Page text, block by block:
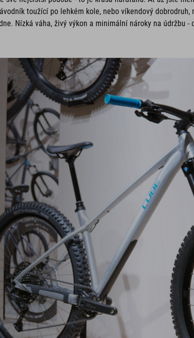
toužící po lehkém kole, nebo víkendový dobrodruh,
Nízká váha, živý výkon a minimální nároky na údržbu -